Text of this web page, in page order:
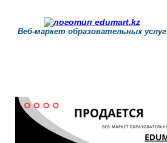
Веб-маркет образовательных услуг